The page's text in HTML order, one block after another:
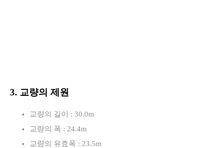
3. 교량의 제원
교량의 길이 : 30.0m
교량의 폭 : 24.4m
교량의 유효폭 : 23.5m